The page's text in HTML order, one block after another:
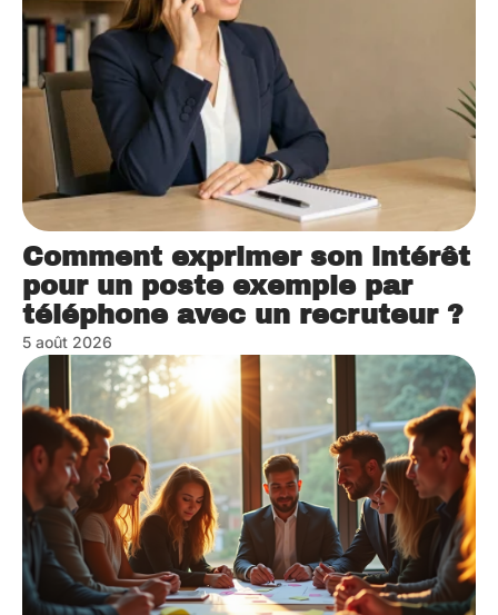
Comment exprimer son intérêt
pour un poste exemple par
téléphone avec un recruteur ?
5 août 2026